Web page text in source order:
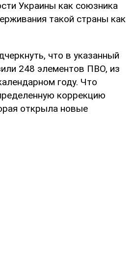
Украины как союзника
такой страны как
что в указанный
248 элементов ПВО, из
году. Что
коррекцию
открыла новые